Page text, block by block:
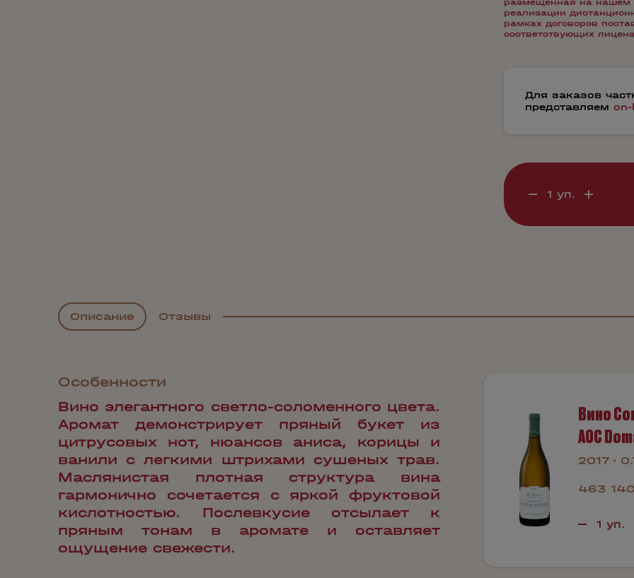
размещенная на нашем
реализации
рамках договоров
соответствующих
Для заказов
представляем on-
Вино
AOC
2017
463
Описание Отзывы
Особенности
Вино элегантного светло-соломенного цвета.
Аромат демонстрирует пряный букет из
цитрусовых нот, нюансов аниса, корицы и
ванили с легкими штрихами сушеных трав.
Маслянистая плотная структура вина
гармонично сочетается с яркой фруктовой
кислотностью. Послевкусие отсылает к
пряным тонам в аромате и оставляет
ощущение свежести.